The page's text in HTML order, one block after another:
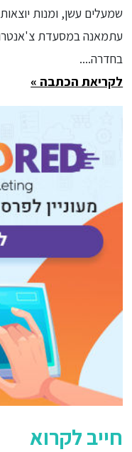
שמעלים עשן, ומנות
עתמאנה במסעדת
בחדרה....
לקריאת הכתבה »
חייב לקרוא